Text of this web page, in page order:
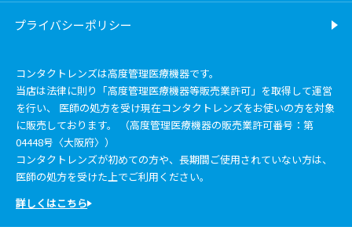
プライバシーポリシー
コンタクトレンズは高度管理医療機器です。
当店は法律に則り「高度管理医療機器等販売業許可」を取得して運営
を行い、 医師の処方を受け現在コンタクトレンズをお使いの方を対象
に販売しております。 （高度管理医療機器の販売業許可番号：第
04448号〈大阪府〉）
コンタクトレンズが初めての方や、長期間ご使用されていない方は、
医師の処方を受けた上でご利用ください。
詳しくはこちら